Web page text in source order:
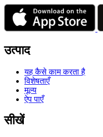
उत्पाद
यह कैसे काम करता है
विशेषताएँ
मूल्य
ऐप पाएँ
सीखें